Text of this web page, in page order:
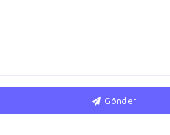
Gönder